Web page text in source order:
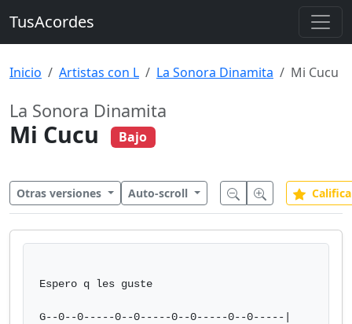
TusAcordes
Inicio Artistas con L La Sonora Dinamita Mi Cucu
La Sonora Dinamita
Mi Cucu Bajo
Otras versiones Auto-scroll
Espero q les guste
G--0--0-----0--0-----0--0-----0--0-----|